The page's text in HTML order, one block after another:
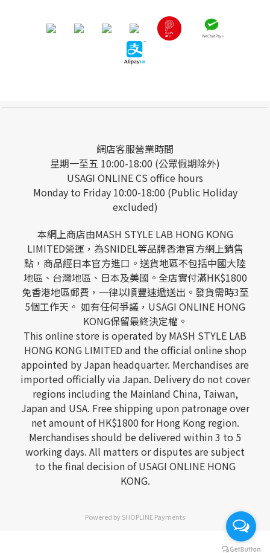
立即購買
網店客服營業時間
星期一至五 10:00-18:00 (公眾假期除外)
USAGI ONLINE CS office hours
Monday to Friday 10:00-18:00 (Public Holiday
excluded)
本網上商店由MASH STYLE LAB HONG KONG
LIMITED營運，為SNIDEL等品牌香港官方網上銷售
點，商品經日本官方進口。送貨地區不包括中國大陸
地區、台灣地區、日本及美國。全店實付滿HK$1800
免香港地區郵費，一律以順豐速遞送出。發貨需時3至
5個工作天。 如有任何爭議，USAGI ONLINE HONG
KONG保留最終決定權。
This online store is operated by MASH STYLE LAB
HONG KONG LIMITED and the official online shop
appointed by Japan headquarter. Merchandises are
imported officially via Japan. Delivery do not cover
regions including the Mainland China, Taiwan,
Japan and USA. Free shipping upon patronage over
net amount of HK$1800 for Hong Kong region.
Merchandises should be delivered within 3 to 5
working days. All matters or disputes are subject
to the final decision of USAGI ONLINE HONG
KONG.
Powered bySHOPLINE Payments